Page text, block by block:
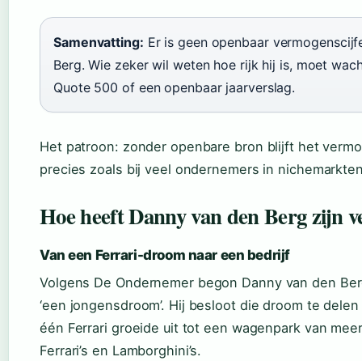
Samenvatting: Er is geen openbaar
Berg. Wie zeker wil weten hoe rijk hij is, moet
Quote 500 of een openbaar jaarverslag.
Het patroon: zonder openbare bron blijft het
precies zoals bij veel ondernemers in
Hoe heeft Danny van den Berg zijn
Van een Ferrari-droom naar een bedrijf
Volgens De Ondernemer begon Danny van den
‘een jongensdroom’. Hij besloot die droom te
één Ferrari groeide uit tot een wagenpark van
Ferrari’s en Lamborghini’s.